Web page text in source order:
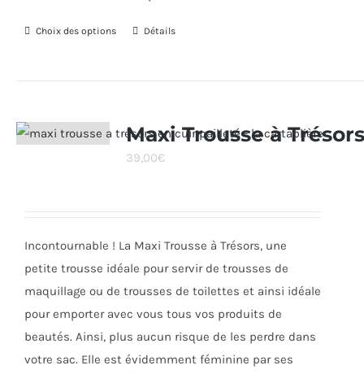
Choix des options
Ce
variations.
Les
choisies
sur
produit
Détails
Maxi Trousse à Trésors
39,00€
Incontournable ! La Maxi Trousse à Trésors, une
petite trousse idéale pour servir de trousses de
maquillage ou de trousses de toilettes et ainsi idéale
pour emporter avec vous tous vos produits de
beautés. Ainsi, plus aucun risque de les perdre dans
votre sac. Elle est évidemment féminine par ses